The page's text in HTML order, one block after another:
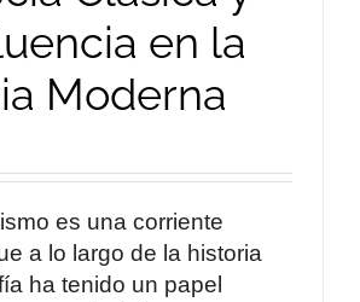
en la
Moderna
es una corriente
a lo largo de la historia
ha tenido un papel